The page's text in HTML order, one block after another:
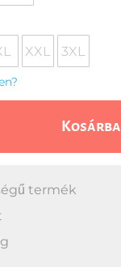
XXL 3XL
Kosárba
termék